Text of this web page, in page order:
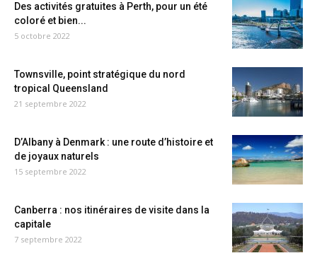
Des activités gratuites à Perth, pour un été
coloré et bien...
5 octobre 2022
Townsville, point stratégique du nord
tropical Queensland
21 septembre 2022
D’Albany à Denmark : une route d’histoire et
de joyaux naturels
15 septembre 2022
Canberra : nos itinéraires de visite dans la
capitale
7 septembre 2022